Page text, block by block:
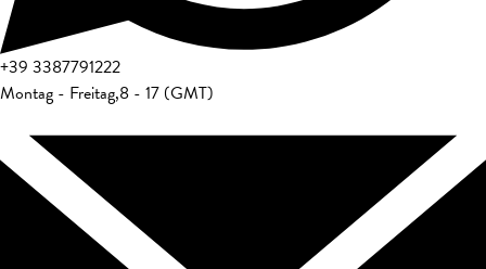
+39 3387791222
Montag - Freitag,8 - 17 (GMT)